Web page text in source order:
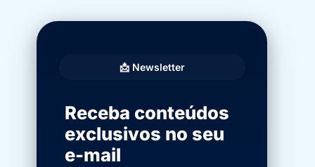
📩 Newsletter
Receba conteúdos
exclusivos no seu
e-mail